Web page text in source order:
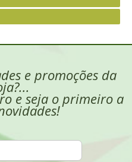
e promoções da
e seja o primeiro a